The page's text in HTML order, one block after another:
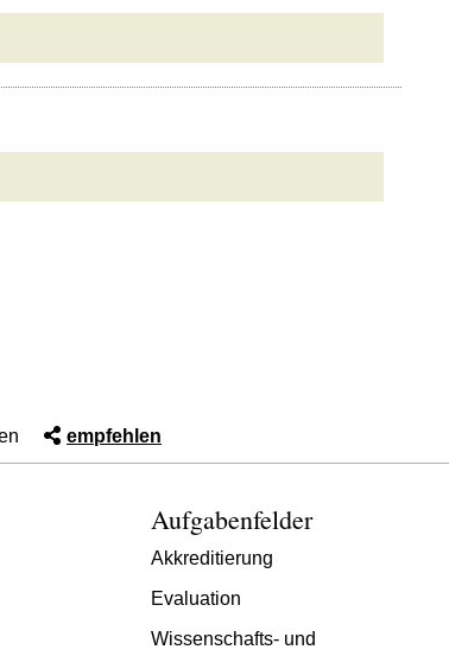
empfehlen
Aufgabenfelder
Akkreditierung
Evaluation
Wissenschafts- und